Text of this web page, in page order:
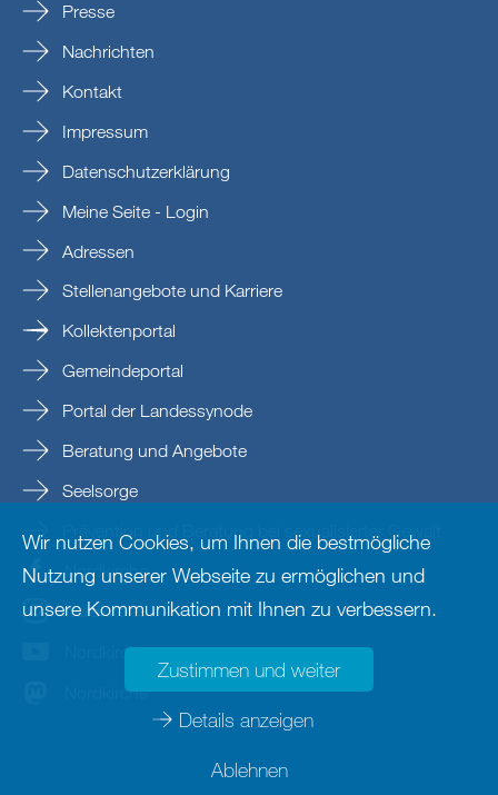
Presse
Nachrichten
Kontakt
Impressum
Datenschutzerklärung
Meine Seite - Login
Adressen
Stellenangebote und Karriere
Kollektenportal
Gemeindeportal
Portal der Landessynode
Beratung und Angebote
Seelsorge
Prävention und Beratung bei sexualisierter Gewalt
Nordkirche
nordkirche
Nordkirche
Nordkirche
Wir nutzen Cookies, um Ihnen die bestmögliche
Nutzung unserer Webseite zu ermöglichen und
unsere Kommunikation mit Ihnen zu verbessern.
Zustimmen und weiter
Details anzeigen
Ablehnen